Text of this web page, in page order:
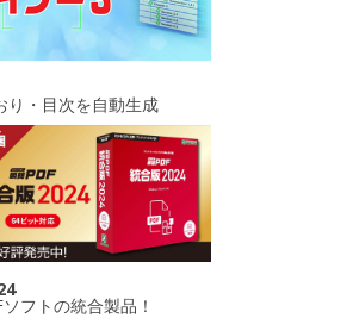
り・目次を自動生成
フトの統合製品！